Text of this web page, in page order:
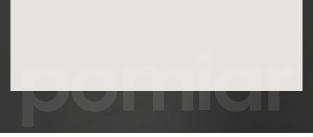
pomiar